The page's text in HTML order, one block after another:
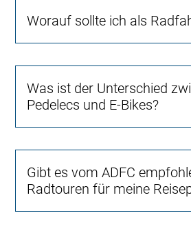
Worauf sollte ich als
Was ist der Unterschied
Pedelecs und E-Bikes?
Gibt es vom ADFC
Radtouren für meine